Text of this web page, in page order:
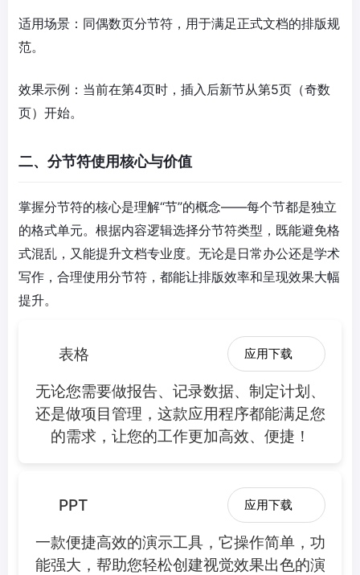
适用场景：同偶数页分节符，用于满足正式文档的排版规
范。
效果示例：当前在第4页时，插入后新节从第5页（奇数
页）开始。
二、分节符使用核心与价值
掌握分节符的核心是理解“节”的概念——每个节都是独立
的格式单元。根据内容逻辑选择分节符类型，既能避免格
式混乱，又能提升文档专业度。无论是日常办公还是学术
写作，合理使用分节符，都能让排版效率和呈现效果大幅
提升。
表格 应用下载
无论您需要做报告、记录数据、制定计划、
还是做项目管理，这款应用程序都能满足您
的需求，让您的工作更加高效、便捷！
PPT 应用下载
一款便捷高效的演示工具，它操作简单，功
能强大，帮助您轻松创建视觉效果出色的演